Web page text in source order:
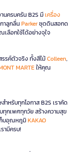
นครบครัน B2S มีเครื่อง
าลูกลื่นParkerชุดดินสอกด
เลือกใช้ได้อย่างจุใจ
รค์ตัวจริง ทั้งสีไม้Colleen,
MARTEให้คุณ
หรับทุกโอกาส B2S เราคัด
ทุกเพศทุกวัย สร้างความสุข
ก็บอุณหภูมิKAKAO
รามีครบ!